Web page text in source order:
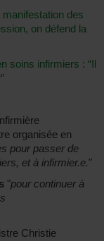
des
on défend la
soins infirmiers : “Il
organisée en
pour passer de
et à infirmier.e."
"pour continuer à
Christie